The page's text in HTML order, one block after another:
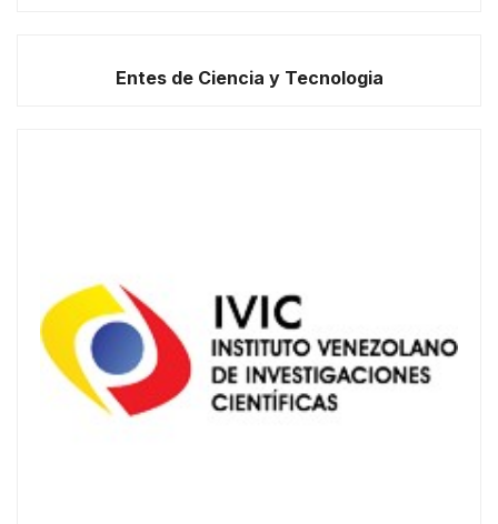
Entes de Ciencia y Tecnologia